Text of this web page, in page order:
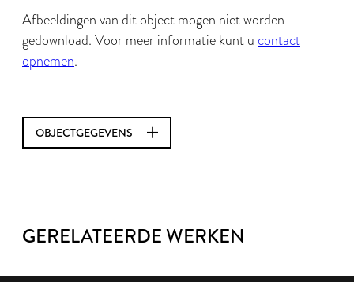
Afbeeldingen van dit object mogen niet worden
gedownload. Voor meer informatie kunt u contact
opnemen.
OBJECTGEGEVENS
GERELATEERDE WERKEN